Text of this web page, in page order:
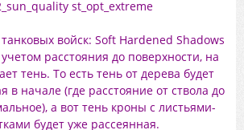
st_opt_extreme
войск: Soft Hardened Shadows
расстояния до поверхности, на
тень. То есть тень от дерева будет
в начале (где расстояние от ствола до
а вот тень кроны с листьями-
будет уже рассеянная.